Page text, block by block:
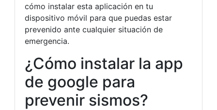
cómo instalar esta aplicación en tu
dispositivo móvil para que puedas estar
prevenido ante cualquier situación de
emergencia.
¿Cómo instalar la app
de google para
prevenir sismos?